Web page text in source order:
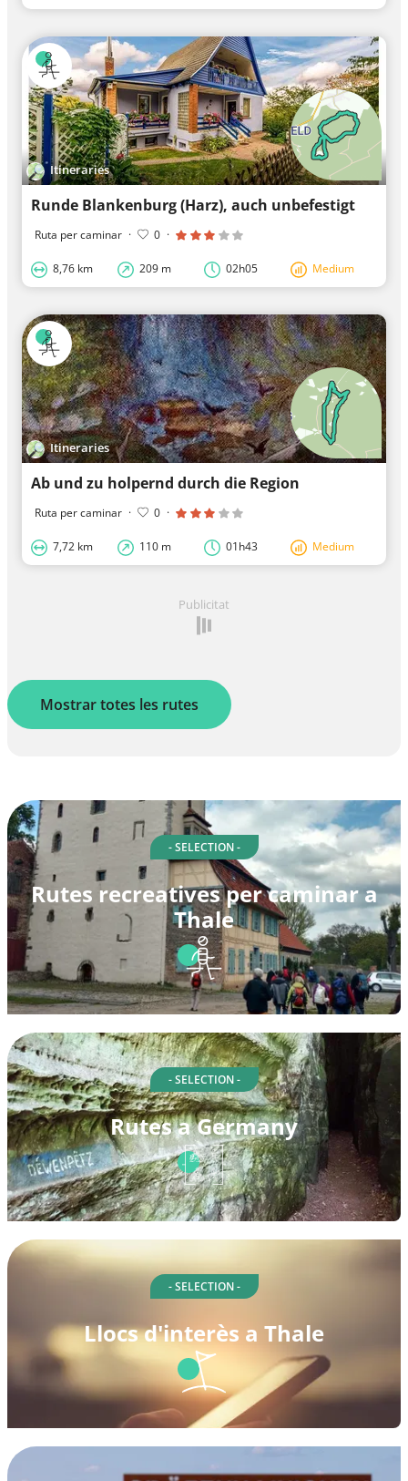
Itineraries
Runde Blankenburg (Harz), auch unbefestigt
Ruta per caminar · 0 ·
8,76 km 209 m 02h05 Medium
Itineraries
Ab und zu holpernd durch die Region
Ruta per caminar · 0 ·
7,72 km 110 m 01h43 Medium
Publicitat
Mostrar totes les rutes
- SELECTION -
Rutes recreatives per caminar a
Thale
- SELECTION -
Rutes a Germany
- SELECTION -
Llocs d'interès a Thale